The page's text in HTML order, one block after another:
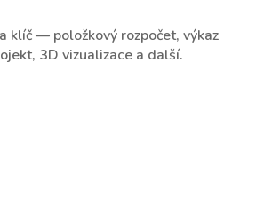
klíč — položkový rozpočet, výkaz
3D vizualizace a další.